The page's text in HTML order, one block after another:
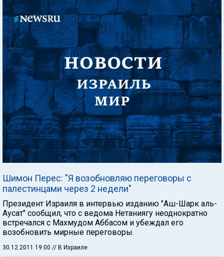
Шимон Перес: "Я возобновляю переговоры с
палестинцами через 2 недели"
Президент Израиля в интервью изданию "Аш-Шарк аль-
Аусат" сообщил, что с ведома Нетаниягу неоднократно
встречался с Махмудом Аббасом и убеждал его
возобновить мирные переговоры.
30.12.2011 19:00 // В Израиле